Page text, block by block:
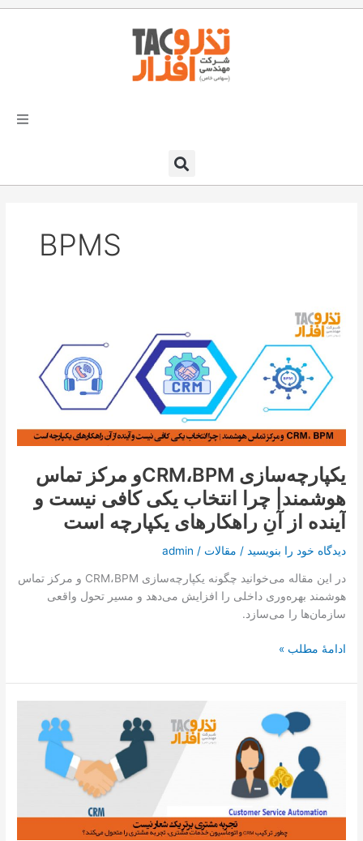
رفتن
دعوت به همکاری
تماس با ما
درخواست دمو
BPMS
یکپارچه‌سازی CRM،BPMو مرکز تماس
هوشمند| چرا انتخاب یکی کافی نیست و
آینده از آنِ راهکارهای یکپارچه است
دیدگاه‌ خود را بنویسید / مقالات /
admin
در این مقاله می‌خوانید چگونه یکپارچه‌سازی CRM،BPM و مرکز تماس
هوشمند بهره‌وری داخلی را افزایش می‌دهد و مسیر تحول واقعی
سازمان‌ها را می‌سازد.
یکپارچه‌سازی
تماس
هوشمند|
یکی
نیست
آینده
از
یکپارچه
است
ادامۀ مطلب »
مشتری
شعار
نیست|
چطور